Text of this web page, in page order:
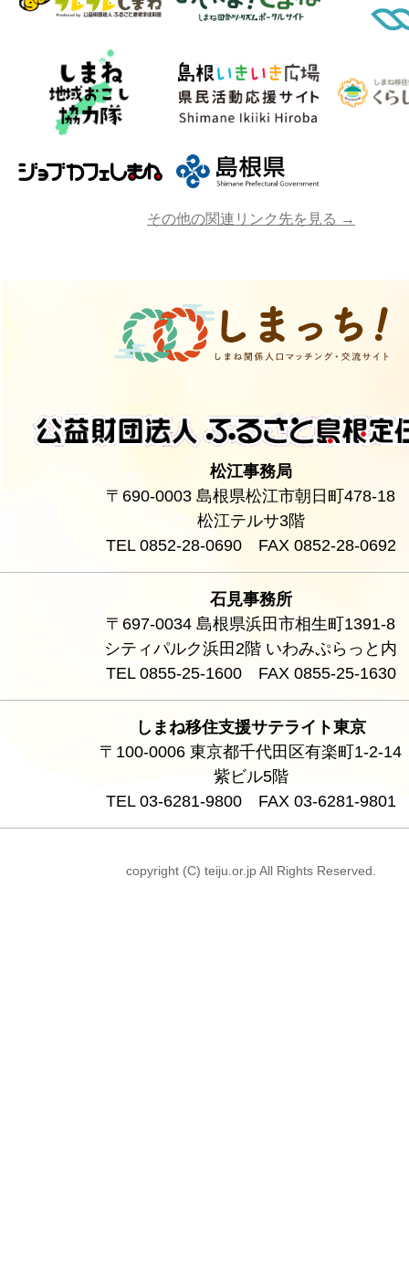
その他の関連リンク先を見る →
松江事務局
〒690-0003 島根県松江市朝日町478-18
松江テルサ3階
TEL 0852-28-0690 FAX 0852-28-0692
石見事務所
〒697-0034 島根県浜田市相生町1391-8
シティパルク浜田2階 いわみぷらっと内
TEL 0855-25-1600 FAX 0855-25-1630
しまね移住支援サテライト東京
〒100-0006 東京都千代田区有楽町1-2-14
紫ビル5階
TEL 03-6281-9800 FAX 03-6281-9801
copyright (C) teiju.or.jp All Rights Reserved.